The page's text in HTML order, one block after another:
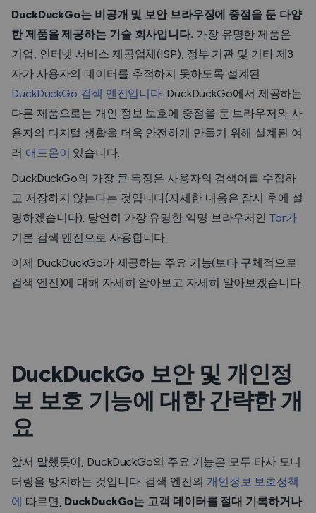
DuckDuckGo는 비공개 및 보안 브라우징에 중점을 둔 다양
한 제품을 제공하는 기술 회사입니다. 가장 유명한 제품은
기업, 인터넷 서비스 제공업체(ISP), 정부 기관 및 기타 제3
자가 사용자의 데이터를 추적하지 못하도록 설계된
DuckDuckGo 검색 엔진입니다. DuckDuckGo에서 제공하는
다른 제품으로는 개인 정보 보호에 중점을 둔 브라우저와 사
용자의 디지털 생활을 더욱 안전하게 만들기 위해 설계된 여
러 애드온이 있습니다.
DuckDuckGo의 가장 큰 특징은 사용자의 검색어를 수집하
고 저장하지 않는다는 것입니다(자세한 내용은 잠시 후에 설
명하겠습니다). 당연히 가장 유명한 익명 브라우저인Tor가
기본 검색 엔진으로 사용합니다.
이제 DuckDuckGo가 제공하는 주요 기능(보다 구체적으로
검색 엔진)에 대해 자세히 알아보고 자세히 알아보겠습니다.
DuckDuckGo 보안 및 개인정
보 보호 기능에 대한 간략한 개
요
앞서 말했듯이, DuckDuckGo의 주요 기능은 모두 타사 모니
터링을 방지하는 것입니다. 검색 엔진의 개인정보 보호정책
에 따르면, DuckDuckGo는 고객 데이터를 절대 기록하거나